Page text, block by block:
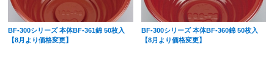
BF-300シリーズ 本体BF-361錦 50枚入
【8月より価格変更】
BF-300シリーズ 本体BF-360錦 50枚入
【8月より価格変更】